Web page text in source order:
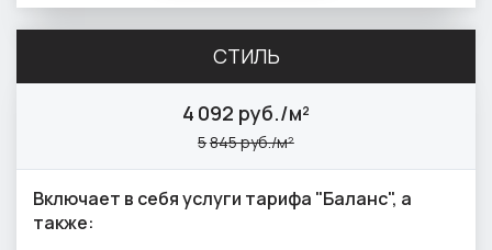
СТИЛЬ
4 092 руб./м²
5845 руб./м²
Включает в себя услуги тарифа "Баланс", а
также: